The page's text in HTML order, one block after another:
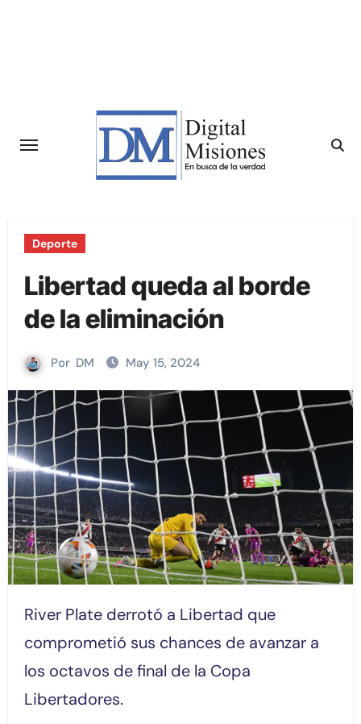
Deporte
Libertad queda al borde
de la eliminación
Por DM May 15, 2024
River Plate derrotó a Libertad que
comprometió sus chances de avanzar a
los octavos de final de la Copa
Libertadores.